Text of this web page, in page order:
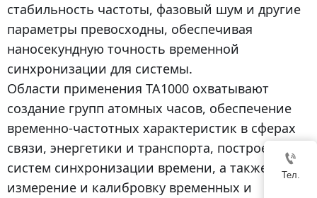
стабильность частоты, фазовый шум и другие
параметры превосходны, обеспечивая
наносекундную точность временной
синхронизации для системы.
Области применения TA1000 охватывают
создание групп атомных часов, обеспечение
временно-частотных характеристик в сферах
связи, энергетики и транспорта, построение
систем синхронизации времени, а также
измерение и калибровку временных и

Тел.